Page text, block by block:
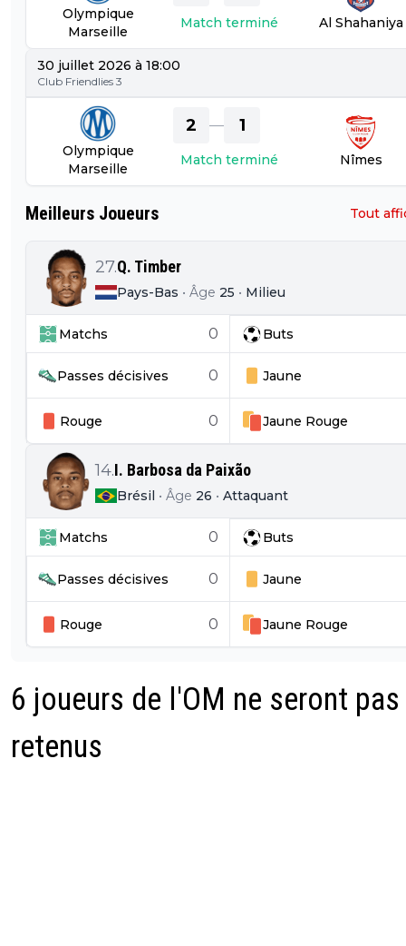
Olympique
Marseille
Match terminé Al Shahaniya
30 juillet 2026 à 18:00
Club Friendlies 3
Olympique
Marseille
2 — 1
Match terminé Nîmes
Meilleurs Joueurs Tout
27.Q. Timber
Pays-Bas • Âge 25 • Milieu
Matchs 0 Buts
Passes décisives 0 Jaune
Rouge 0 Jaune Rouge
14.I. Barbosa da Paixão
Brésil • Âge 26 • Attaquant
Matchs 0 Buts
Passes décisives 0 Jaune
Rouge 0 Jaune Rouge
6 joueurs de l'OM ne seront pas
retenus